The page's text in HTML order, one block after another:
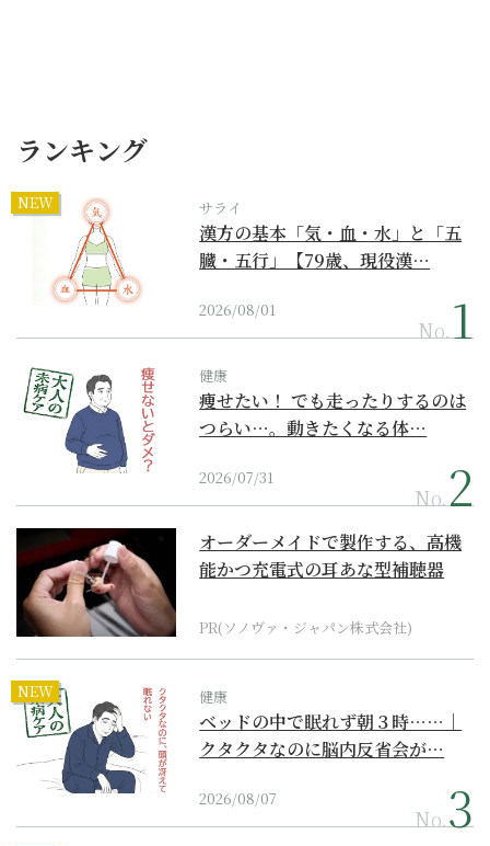
ランキング
NEW サライ
漢方の基本「気・血・水」と「五
臓・五行」【79歳、現役漢…
2026/08/01
No.
健康
痩せたい！ でも走ったりするのは
つらい…。動きたくなる体…
2026/07/31
No.
オーダーメイドで製作する、高機
能かつ充電式の耳あな型補聴器
PR(ソノヴァ・ジャパン株式会社)
NEW 健康
ベッドの中で眠れず朝３時……｜
クタクタなのに脳内反省会が…
2026/08/07
No.